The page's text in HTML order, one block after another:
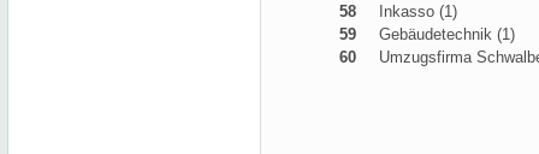
58
Inkasso (1)
59
Gebäudetechnik (1)
60
Umzugsfirma